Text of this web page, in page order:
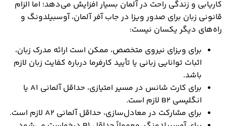
کاریابی و زندگی راحت در آلمان بسیار افزایش می‌دهد؛ اما الزام
قانونی زبان برای صدور ویزا در جاب آفر آلمان، آوسبیلدونگ و
راه‌های دیگر یکسان نیست:
برای ویزای نیروی متخصص، ممکن است ارائه مدرک زبان،
اثبات توانایی زبانی یا تأیید کارفرما درباره کفایت زبان لازم
باشد.
برای کارت شانس در مسیر امتیازی، حداقل آلمانی A1 یا
انگلیسی B2 لازم است.
برای مشارکت در معادل‌سازی، حداقل آلمانی A2 لازم است.